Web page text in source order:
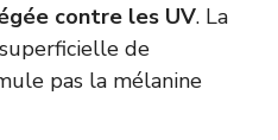
contre les UV. La
de
pas la mélanine